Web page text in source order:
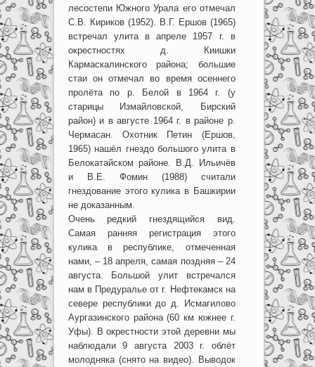
лесостепи Южного Урала его отмечал
С.В. Кириков (1952). В.Г. Ершов (1965)
встречал улита в апреле 1957 г. в
окрестностях д. Киишки
Кармаскалинского района; большие
стаи он отмечал во время осеннего
пролёта по р. Белой в 1964 г. (у
старицы Измайловской, Бирский
район) и в августе 1964 г. в районе р.
Чермасан. Охотник Петин (Ершов,
1965) нашёл гнездо большого улита в
Белокатайском районе. В.Д. Ильичёв
и В.Е. Фомин (1988) считали
гнездование этого кулика в Башкирии
не доказанным.
Очень редкий гнездящийся вид.
Самая ранняя регистрация этого
кулика в республике, отмеченная
нами, – 18 апреля, самая поздняя – 24
августа. Большой улит встречался
нам в Предуралье от г. Нефтекамск на
севере республики до д. Исмагилово
Аургазинского района (60 км южнее г.
Уфы). В окрестности этой деревни мы
наблюдали 9 августа 2003 г. облёт
молодняка (снято на видео). Выводок